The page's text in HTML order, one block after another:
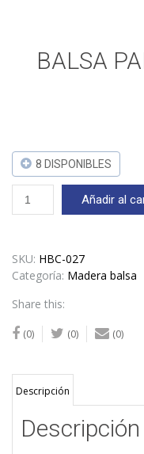
BALSA
8 DISPONIBLES
BALSA
PALILLO
cantidad
Añadir al
SKU: HBC-027
Categoría: Madera balsa
Share this:
(0) (0) (0)
Descripción
Descripción